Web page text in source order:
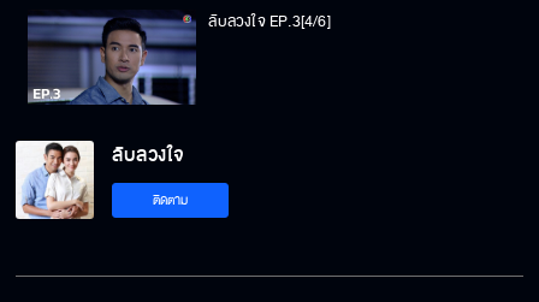
ลับลวงใจ EP.3[4/6]
ลับลวงใจ
ติดตาม